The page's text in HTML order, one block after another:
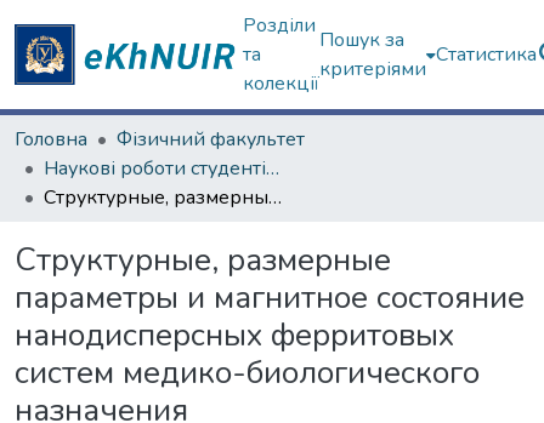
Розділи
та
колекції
Пошук за
критеріями
Статистика
Головна
Фізичний факультет
Наукові роботи студентів та аспірантів. Фізичний факультет
Структурные, размерные параметры и магнитное состояние нанодисперсных ферритовых систем медико-биологического назначения
Структурные, размерные
параметры и магнитное состояние
нанодисперсных ферритовых
систем медико-биологического
назначения